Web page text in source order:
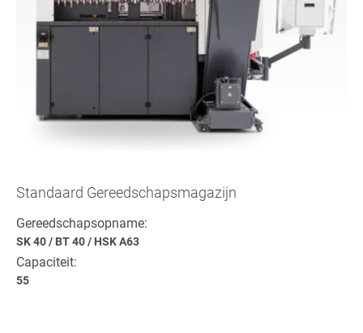
Standaard Gereedschapsmagazijn
Gereedschapsopname:
SK 40/ BT 40/ HSK A63
Capaciteit:
55